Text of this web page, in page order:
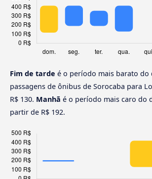
Fim de tarde é o período mais barato do
passagens de ônibus de Sorocaba para
R$ 130. Manhã é o período mais caro do
partir de R$ 192.